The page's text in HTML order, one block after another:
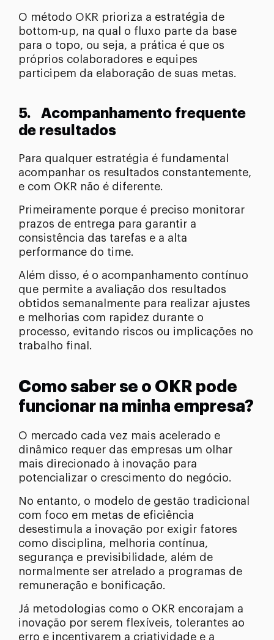
O método OKR prioriza a estratégia de
bottom-up, na qual o fluxo parte da base
para o topo, ou seja, a prática é que os
próprios colaboradores e equipes
participem da elaboração de suas metas.
5. Acompanhamento frequente
de resultados
Para qualquer estratégia é fundamental
acompanhar os resultados constantemente,
e com OKR não é diferente.
Primeiramente porque é preciso monitorar
prazos de entrega para garantir a
consistência das tarefas e a alta
performance do time.
Além disso, é o acompanhamento contínuo
que permite a avaliação dos resultados
obtidos semanalmente para realizar ajustes
e melhorias com rapidez durante o
processo, evitando riscos ou implicações no
trabalho final.
Como saber se o OKR pode
funcionar na minha empresa?
O mercado cada vez mais acelerado e
dinâmico requer das empresas um olhar
mais direcionado à inovação para
potencializar o crescimento do negócio.
No entanto, o modelo de gestão tradicional
com foco em metas de eficiência
desestimula a inovação por exigir fatores
como disciplina, melhoria contínua,
segurança e previsibilidade, além de
normalmente ser atrelado a programas de
remuneração e bonificação.
Já metodologias como o OKR encorajam a
inovação por serem flexíveis, tolerantes ao
erro e incentivarem a criatividade e a